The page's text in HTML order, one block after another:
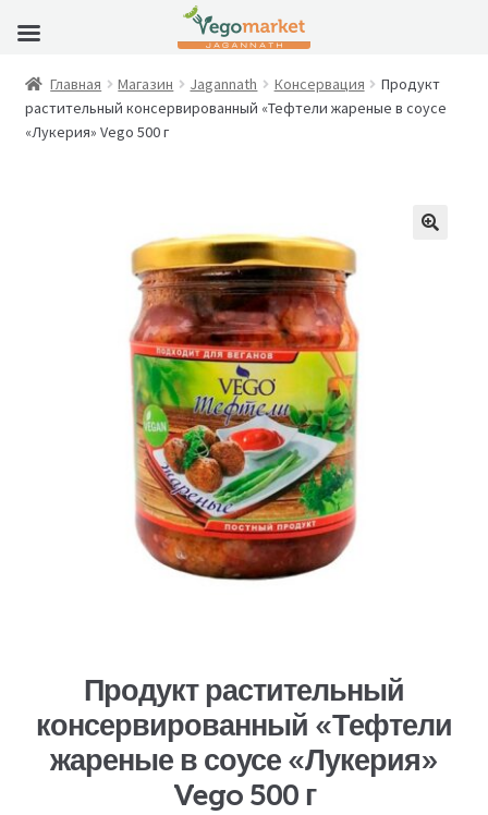
Главная Магазин Jagannath Консервация
Продукт
растительный консервированный «Тефтели жареные в соусе
«Лукерия» Vego 500 г
Продукт растительный
консервированный «Тефтели
жареные в соусе «Лукерия»
Vego 500 г